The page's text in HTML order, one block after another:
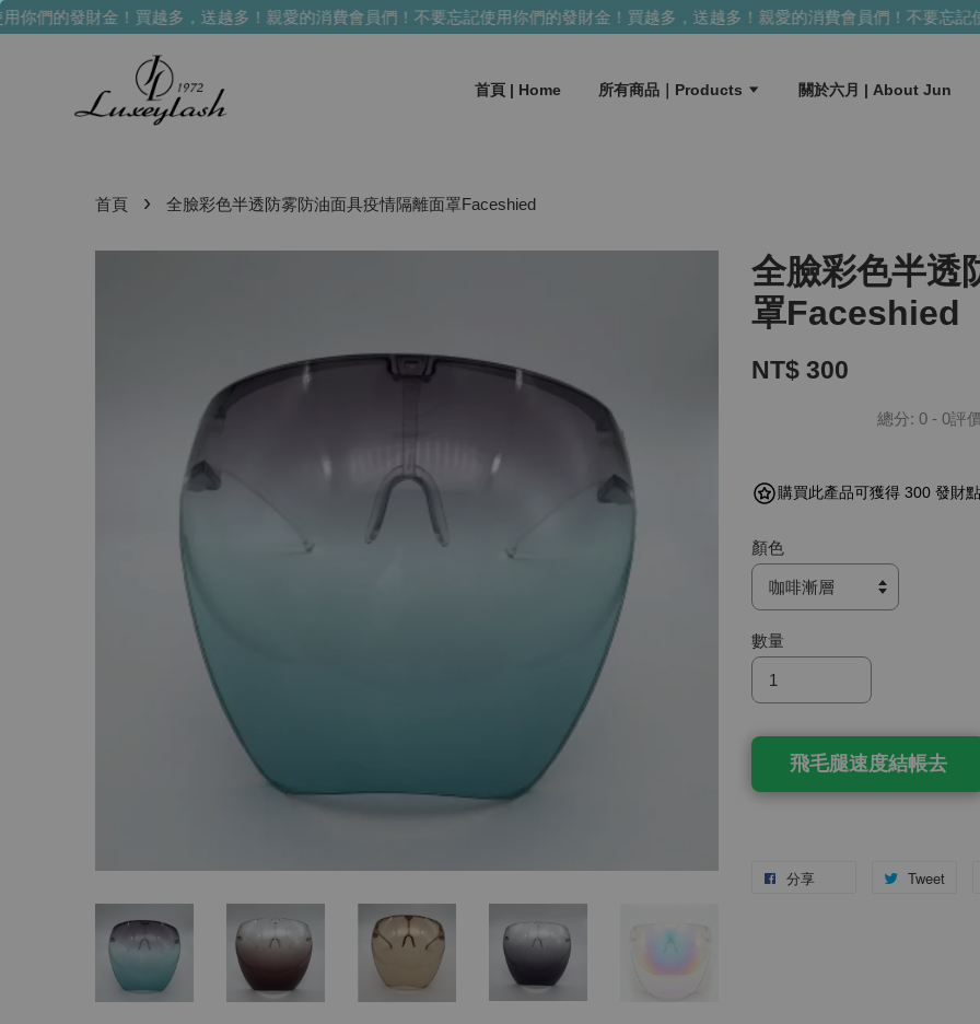
！買越多，送越多！親愛的消費會員們！不要忘記使用你們的發財金！買越多，送越多！親愛的消費會員們！不要忘記使用你們的發
首頁 | Home 所有商品｜Products 關於六月 | About Jun
首頁 › 全臉彩色半透防雾防油面具疫情隔離面罩Faceshied
全臉彩色半透
罩Faceshied
NT$ 300
總分: 0 - 0評
購買此產品可獲得 300 發財
顏色
數量
飛毛腿速度結帳去
分享 Tweet